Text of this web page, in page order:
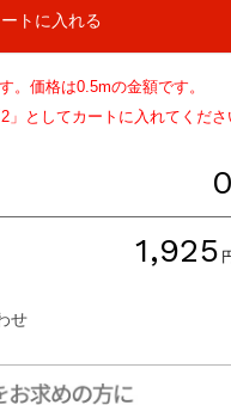
トに入れる
。価格は0.5mの金額です。
としてカートに入れてくださ
1,925
せ